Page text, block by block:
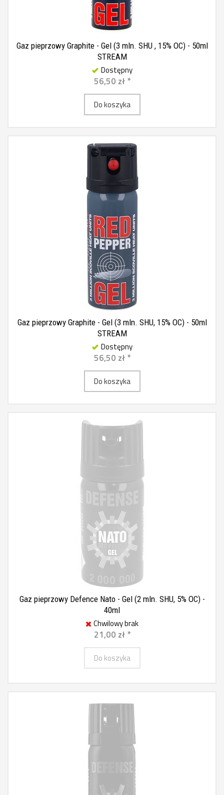
Gaz pieprzowy Graphite - Gel (3 mln. SHU , 15% OC) - 50ml
STREAM
Dostępny
56,50 zł *
Do koszyka
Gaz pieprzowy Graphite - Gel (3 mln. SHU, 15% OC) - 50ml
STREAM
Dostępny
56,50 zł *
Do koszyka
Gaz pieprzowy Defence Nato - Gel (2 mln. SHU, 5% OC) -
40ml
Chwilowy brak
21,00 zł *
Do koszyka